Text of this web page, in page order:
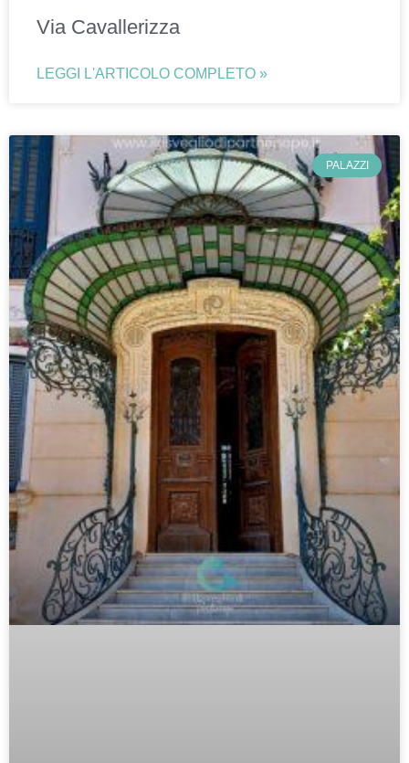
Via Cavallerizza
LEGGI L'ARTICOLO COMPLETO »
PALAZZI